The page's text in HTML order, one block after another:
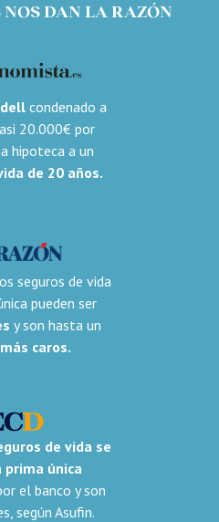
DAN LA RAZÓN
condenado a
20.000€ por
hipoteca a un
de 20 años.
seguros de vida
pueden ser
y son hasta un
caros.
de vida se
prima única
el banco y son
según Asufin.